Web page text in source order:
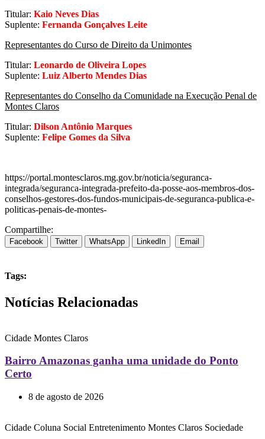
Titular: Kaio Neves Dias
Suplente: Fernanda Gonçalves Leite
Representantes do Curso de Direito da Unimontes
Titular: Leonardo de Oliveira Lopes
Suplente: Luiz Alberto Mendes Dias
Representantes do Conselho da Comunidade na Execução Penal de
Montes Claros
Titular: Dilson Antônio Marques
Suplente: Felipe Gomes da Silva
https://portal.montesclaros.mg.gov.br/noticia/seguranca-
integrada/seguranca-integrada-prefeito-da-posse-aos-membros-dos-
conselhos-gestores-dos-fundos-municipais-de-seguranca-publica-e-
politicas-penais-de-montes-
Compartilhe:
Facebook Twitter WhatsApp LinkedIn Email
Tags:
Notícias Relacionadas
Cidade Montes Claros
Bairro Amazonas ganha uma unidade do Ponto
Certo
8 de agosto de 2026
Cidade Coluna Social Entretenimento Montes Claros Sociedade